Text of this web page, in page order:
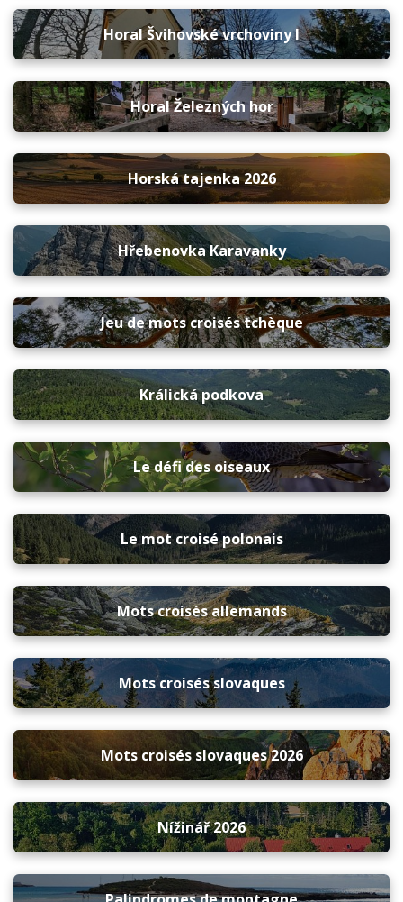
Horal Švihovské vrchoviny I
Horal Železných hor
Horská tajenka 2026
Hřebenovka Karavanky
Jeu de mots croisés tchèque
Králická podkova
Le défi des oiseaux
Le mot croisé polonais
Mots croisés allemands
Mots croisés slovaques
Mots croisés slovaques 2026
Nížinář 2026